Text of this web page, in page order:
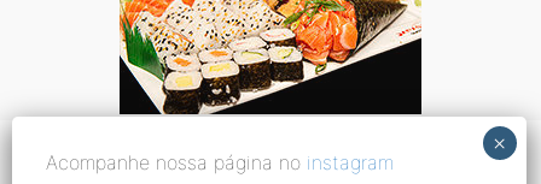
Acompanhe nossa página no instagram